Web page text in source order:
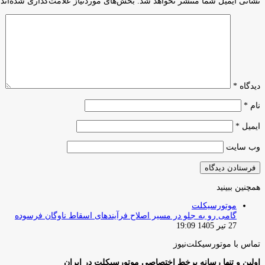
دیدگاه *
نام *
ایمیل *
وب‌ سایت
همچنین ببینید
موتورسیکلت
گامی رو به جلو در مسیر اصلاح فرآیندهای اسقاط ناوگان فرسوده
27 تیر 1405 19:09
تماس با موتورسیکلت‌نیوز
اولین و تنها رسانه برخط اختصاصی موتورسیکلت در ایران